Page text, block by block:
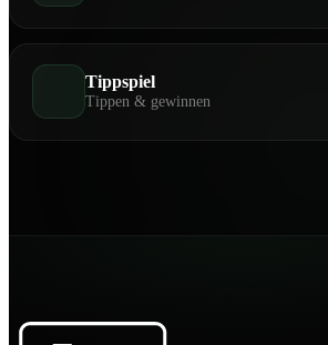
Tippspiel
Tippen & gewinnen